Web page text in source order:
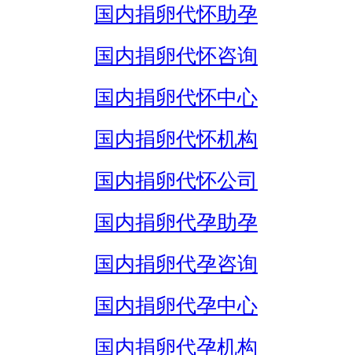
国内捐卵代怀助孕
国内捐卵代怀咨询
国内捐卵代怀中心
国内捐卵代怀机构
国内捐卵代怀公司
国内捐卵代孕助孕
国内捐卵代孕咨询
国内捐卵代孕中心
国内捐卵代孕机构